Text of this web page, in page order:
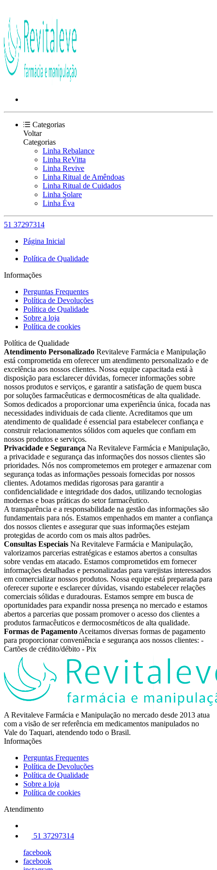
Categorias
Voltar
Categorias
Linha Rebalance
Linha ReVitta
Linha Revive
Linha Ritual de Amêndoas
Linha Ritual de Cuidados
Linha Solare
Linha Éva
51 37297314
Página Inicial
Política de Qualidade
Informações
Perguntas Frequentes
Política de Devoluções
Política de Qualidade
Sobre a loja
Política de cookies
Política de Qualidade
Atendimento Personalizado Revitaleve Farmácia e Manipulação
está comprometida em oferecer um atendimento personalizado e de
excelência aos nossos clientes. Nossa equipe capacitada está à
disposição para esclarecer dúvidas, fornecer informações sobre
nossos produtos e serviços, e garantir a satisfação de quem busca
por soluções farmacêuticas e dermocosméticas de alta qualidade.
Somos dedicados a proporcionar uma experiência única, focada nas
necessidades individuais de cada cliente. Acreditamos que um
atendimento de qualidade é essencial para estabelecer confiança e
construir relacionamentos sólidos com aqueles que confiam em
nossos produtos e serviços.
Privacidade e Segurança Na Revitaleve Farmácia e Manipulação,
a privacidade e segurança das informações dos nossos clientes são
prioridades. Nós nos comprometemos em proteger e armazenar com
segurança todas as informações pessoais fornecidas por nossos
clientes. Adotamos medidas rigorosas para garantir a
confidencialidade e integridade dos dados, utilizando tecnologias
modernas e boas práticas do setor farmacêutico.
A transparência e a responsabilidade na gestão das informações são
fundamentais para nós. Estamos empenhados em manter a confiança
dos nossos clientes e assegurar que suas informações estejam
protegidas de acordo com os mais altos padrões.
Consultas Especiais Na Revitaleve Farmácia e Manipulação,
valorizamos parcerias estratégicas e estamos abertos a consultas
sobre vendas em atacado. Estamos comprometidos em fornecer
informações detalhadas e personalizadas para varejistas interessados
em comercializar nossos produtos. Nossa equipe está preparada para
oferecer suporte e esclarecer dúvidas, visando estabelecer relações
comerciais sólidas e duradouras. Estamos sempre em busca de
oportunidades para expandir nossa presença no mercado e estamos
abertos a parcerias que possam promover o acesso dos clientes a
produtos farmacêuticos e dermocosméticos de alta qualidade.
Formas de Pagamento Aceitamos diversas formas de pagamento
para proporcionar conveniência e segurança aos nossos clientes: -
Cartões de crédito/débito - Pix
A Revitaleve Farmácia e Manipulação no mercado desde 2013 atua
com a visão de ser referência em medicamentos manipulados no
Vale do Taquari, atendendo todo o Brasil.
Informações
Perguntas Frequentes
Política de Devoluções
Política de Qualidade
Sobre a loja
Política de cookies
Atendimento
51 37297314
facebook
facebook